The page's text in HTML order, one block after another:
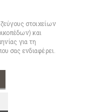
στοιχείων
και
για τη
σας ενδιαφέρει.